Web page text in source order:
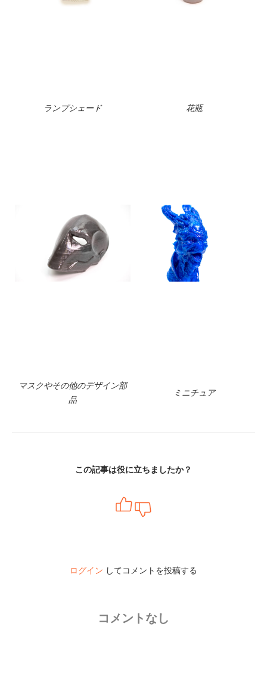
ランプシェード 花瓶
マスクやその他のデザイン部
品
ミニチュア
この記事は役に立ちましたか？
ログイン してコメントを投稿する
コメントなし